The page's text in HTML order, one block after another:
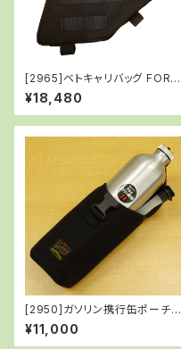
[2965]ベトキャリバッグ FOR C
125/BLACK
¥18,480
[2950]ガソリン携行缶ポーチ(B
LACK)＋ガソリン携行缶セット
¥11,000